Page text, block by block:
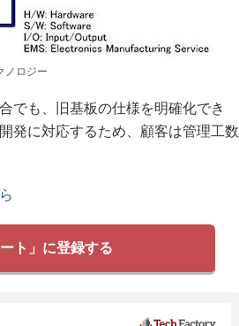
ノロジー
でも、旧基板の仕様を明確化でき
発に対応するため、顧客は管理工数
ト」に登録する